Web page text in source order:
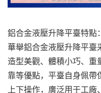
鋁合金液壓升降平臺特點：
華舉鋁合金液壓升降平臺
造型美觀、體積小巧、重
靠等優點，平臺自身佩帶
上下操作，廣泛用于工